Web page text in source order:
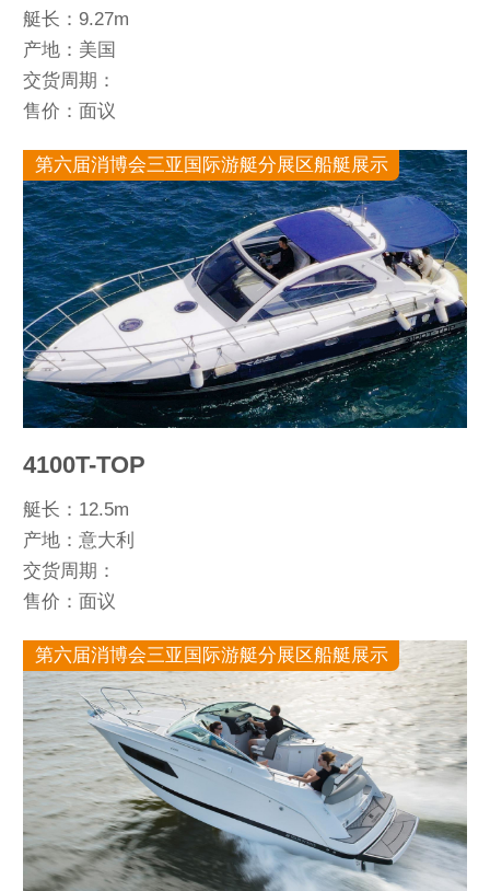
艇长：9.27m
产地：美国
交货周期：
售价：面议
第六届消博会三亚国际游艇分展区船艇展示
4100T-TOP
艇长：12.5m
产地：意大利
交货周期：
售价：面议
第六届消博会三亚国际游艇分展区船艇展示